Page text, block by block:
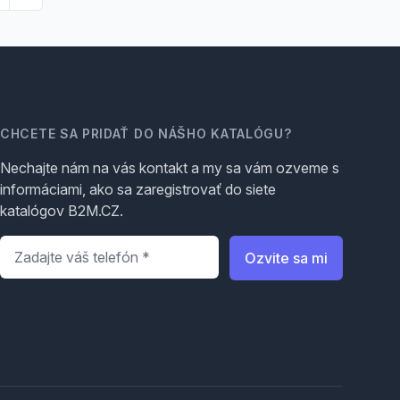
CHCETE SA PRIDAŤ DO NÁŠHO KATALÓGU?
Nechajte nám na vás kontakt a my sa vám ozveme s
informáciami, ako sa zaregistrovať do siete
katalógov B2M.CZ.
Telefón
Ozvite sa mi